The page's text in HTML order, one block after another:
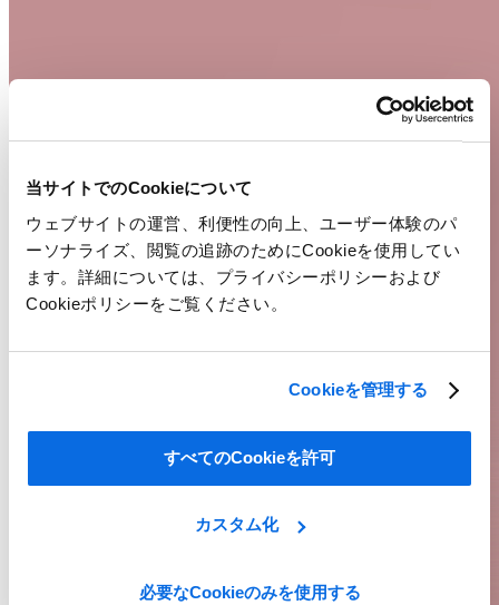
当サイトでのCookieについて
ウェブサイトの運営、利便性の向上、ユーザー体験のパ
ーソナライズ、閲覧の追跡のためにCookieを使用してい
ます。詳細については、プライバシーポリシーおよび
Cookieポリシーをご覧ください。
Cookieを管理する
すべてのCookieを許可
カスタム化
必要なCookieのみを使用する